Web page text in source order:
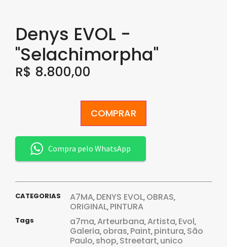
Denys EVOL -
"Selachimorpha"
R$ 8.800,00
COMPRAR
Compra pelo WhatsApp
CATEGORIAS A7MA, DENYS EVOL, OBRAS,
ORIGINAL, PINTURA
Tags a7ma,Arteurbana,Artista, Evol,
Galeria, obras, Paint, pintura, São
Paulo, shop, Streetart, unico